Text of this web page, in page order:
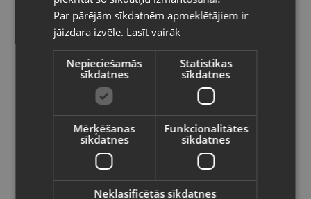
120.00€
/mēn.
Sony WH-CH720N
izvēlēto valsti
Vietnes saturs būs attēlots izvēlētajā
valodā
Valsts
Latviešu / Latvian
Par pārējām sīkdatnēm apmeklētājiem ir
jāizdara izvēle. Lasīt vairāk
Nepieciešamās
sīkdatnes
Statistikas
sīkdatnes
Mērķēšanas
sīkdatnes
Funkcionalitātes
sīkdatnes
Neklasificētās sīkdatnes